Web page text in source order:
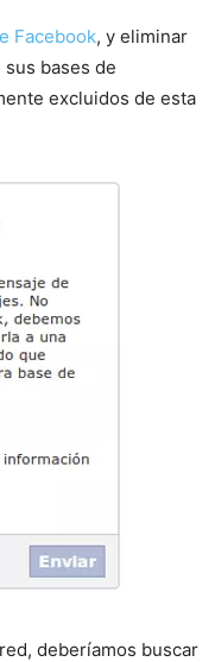
Facebook, y eliminar
bases de
excluidos de esta
deberíamos buscar